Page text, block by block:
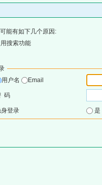
能有如下几个原因:
搜索功能
用户名
Email
码
身登录